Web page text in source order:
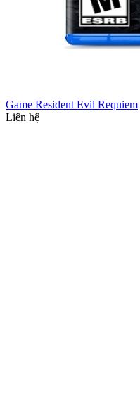
Game Resident Evil Requiem
Liên hệ